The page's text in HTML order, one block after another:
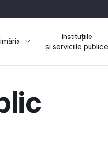
Instituțiile
și serviciile publice